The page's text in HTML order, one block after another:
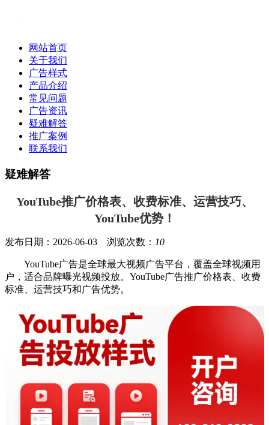
网站首页
关于我们
广告样式
产品介绍
常见问题
广告资讯
疑难解答
推广案例
联系我们
疑难解答
YouTube推广价格表、收费标准、运营技巧、
YouTube优势！
发布日期：2026-06-03 浏览次数： 10
YouTube广告是全球最大视频广告平台，覆盖全球视频用
户，适合品牌曝光视频投放。YouTube广告推广价格表、收费
标准、运营技巧和广告优势。